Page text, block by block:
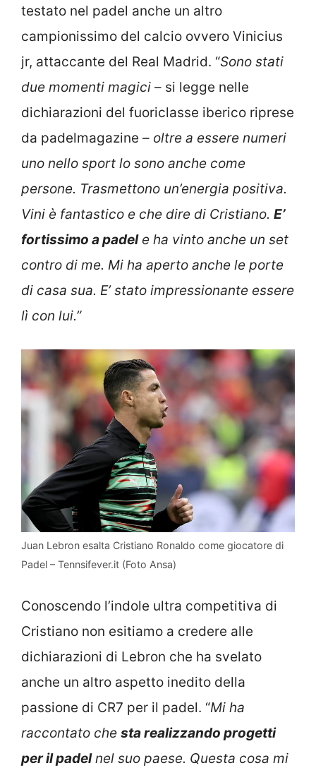
testato nel padel anche un altro
campionissimo del calcio ovvero Vinicius
jr, attaccante del Real Madrid. “Sono stati
due momenti magici – si legge nelle
dichiarazioni del fuoriclasse iberico riprese
da padelmagazine – oltre a essere numeri
uno nello sport lo sono anche come
persone. Trasmettono un’energia positiva.
Vini è fantastico e che dire di Cristiano. E’
fortissimo a padele ha vinto anche un set
contro di me. Mi ha aperto anche le porte
di casa sua. E’ stato impressionante essere
lì con lui.”
Juan Lebron esalta Cristiano Ronaldo come giocatore di
Padel – Tennsifever.it (Foto Ansa)
Conoscendo l’indole ultra competitiva di
Cristiano non esitiamo a credere alle
dichiarazioni di Lebron che ha svelato
anche un altro aspetto inedito della
passione di CR7 per il padel. “Mi ha
raccontato che sta realizzando progetti
per il padelnel suo paese. Questa cosa mi